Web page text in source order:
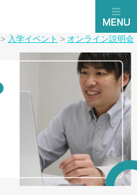
> 入学イベント > オンライン説明会